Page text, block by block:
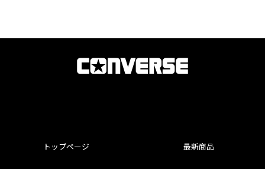
トップページ 最新商品